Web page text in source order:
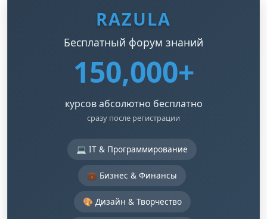
RAZULA
Бесплатный форум знаний
150,000+
курсов абсолютно бесплатно
сразу после регистрации
💻 IT & Программирование
💼 Бизнес & Финансы
🎨 Дизайн & Творчество